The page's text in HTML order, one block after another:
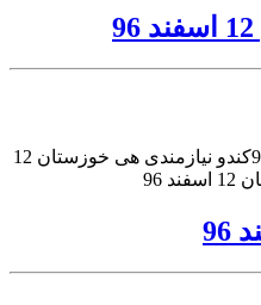
نیازمندی هی خوزستان 12 اسفند 96کندو نیازمندی هی خوزستان 12